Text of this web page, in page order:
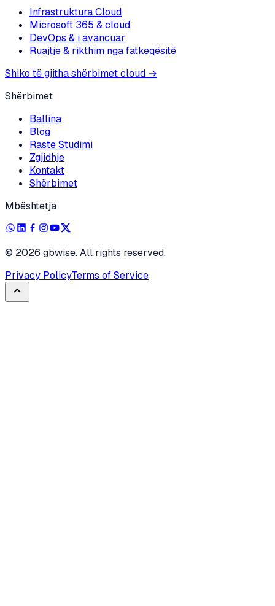
Infrastruktura Cloud
Microsoft 365 & cloud
DevOps & i avancuar
Ruajtje & rikthim nga fatkeqësitë
Shiko të gjitha shërbimet cloud →
Shërbimet
Ballina
Blog
Raste Studimi
Zgjidhje
Kontakt
Shërbimet
Mbështetja
© 2026 gbwise. All rights reserved.
Privacy PolicyTerms of Service